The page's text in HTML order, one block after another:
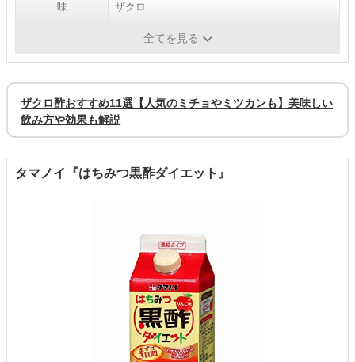
味 ザクロ
全てを見る
ザクロ酢おすすめ11選【人気のミチョやミツカンも】美味しい
飲み方や効果も解説
タマノイ『はちみつ黒酢ダイエット』